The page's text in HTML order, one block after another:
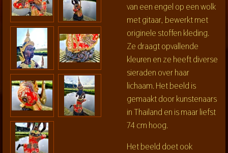
van een engel op een wolk
met gitaar, bewerkt met
originele stoffen kleding.
Ze draagt opvallende
kleuren en ze heeft diverse
sieraden over haar
lichaam. Het beeld is
gemaakt door kunstenaars
in Thailand en is maar liefst
74 cm hoog.
Het beeld doet ook